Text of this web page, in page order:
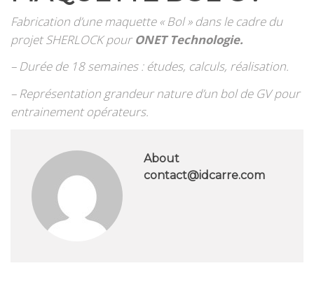
Fabrication d’une maquette « Bol » dans le cadre du
projet SHERLOCK pourONET Technologie.
– Durée de 18 semaines : études, calculs, réalisation.
– Représentation grandeur nature d’un bol de GV pour
entrainement opérateurs.
About
contact@idcarre.com